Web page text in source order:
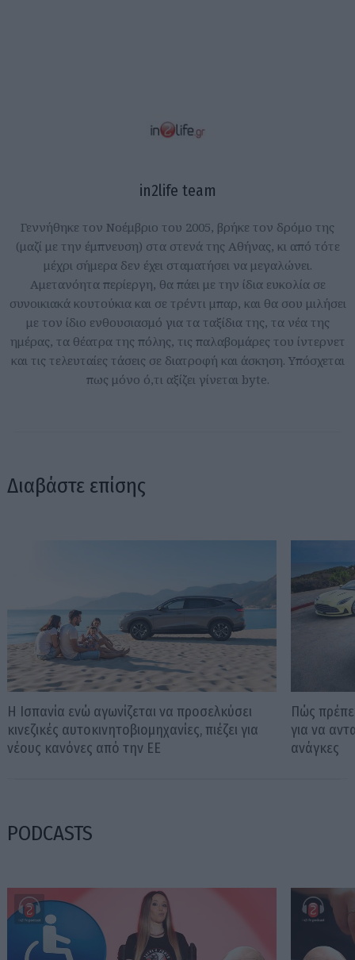
in2life team
Γεννήθηκε τον Νοέμβριο του 2005, βρήκε τον δρόμο της
(μαζί με την έμπνευση) στα στενά της Αθήνας, κι από τότε
μέχρι σήμερα δεν έχει σταματήσει να μεγαλώνει.
Αμετανόητα περίεργη, θα πάει με την ίδια ευκολία σε
συνοικιακά κουτούκια και σε τρέντι μπαρ, και θα σου μιλήσει
με τον ίδιο ενθουσιασμό για τα ταξίδια της, τα νέα της
ημέρας, τα θέατρα της πόλης, τις παλαβομάρες του ίντερνετ
και τις τελευταίες τάσεις σε διατροφή και άσκηση. Υπόσχεται
πως μόνο ό,τι αξίζει γίνεται byte.
Διαβάστε επίσης
Η Ισπανία ενώ αγωνίζεται να προσελκύσει
κινεζικές αυτοκινητοβιομηχανίες, πιέζει για
νέους κανόνες από την ΕΕ
Πώς
για να
ανάγκες
PODCASTS